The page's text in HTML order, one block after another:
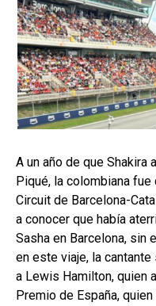
A un año de que Shakira
Piqué, la colombiana
Circuit de Barcelona-
a conocer que había
Sasha en Barcelona, sin
en este viaje, la
a Lewis Hamilton, quien
Premio de España,